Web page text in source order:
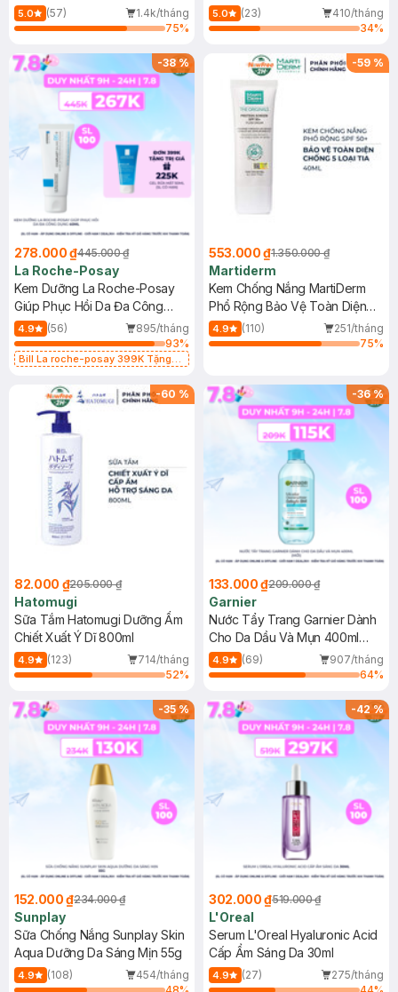
Dầu 500ml
5.0 (57)
1.4k/tháng
75%
(Mới)
5.0 (23)
410/tháng
34%
-38%
278.000 ₫445.000 ₫
La Roche-Posay
Kem Dưỡng La Roche-Posay
Giúp Phục Hồi Da Đa Công
Dụng 40ml
4.9 (56)
895/tháng
93%
Bill La roche-posay 399K Tặng
(SL có hạn)
-59 %
553.000 ₫1.350.000 ₫
Martiderm
Kem Chống Nắng MartiDerm
Phổ Rộng Bảo Vệ Toàn Diện
40ml
4.9 (110)
251/tháng
75%
-60 %
82.000 ₫205.000 ₫
Hatomugi
Sữa Tắm Hatomugi Dưỡng Ẩm
Chiết Xuất Ý Dĩ 800ml
4.9 (123)
714/tháng
52%
-36%
133.000 ₫209.000 ₫
Garnier
Nước Tẩy Trang Garnier Dành
Cho Da Dầu Và Mụn 400ml
(Mới)
4.9 (69)
907/tháng
64%
-35%
152.000 ₫234.000 ₫
Sunplay
Sữa Chống Nắng Sunplay Skin
Aqua Dưỡng Da Sáng Mịn 55g
4.9 (108)
454/tháng
-42%
302.000 ₫519.000 ₫
L'Oreal
Serum L'Oreal Hyaluronic Acid
Cấp Ẩm Sáng Da 30ml
4.9 (27)
275/tháng